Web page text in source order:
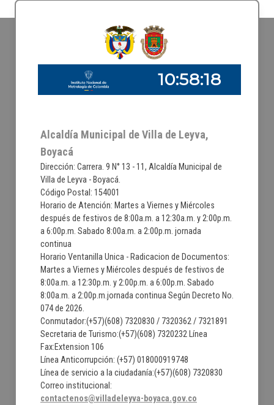
Alcaldía Municipal de Villa de Leyva,
Boyacá
Dirección: Carrera. 9 N° 13 - 11, Alcaldía Municipal de
Villa de Leyva - Boyacá.
Código Postal: 154001
Horario de Atención: Martes a Viernes y Miércoles
después de festivos de 8:00a.m. a 12:30a.m. y 2:00p.m.
a 6:00p.m. Sabado 8:00a.m. a 2:00p.m. jornada
continua
Horario Ventanilla Unica - Radicacion de Documentos:
Martes a Viernes y Miércoles después de festivos de
8:00a.m. a 12:30p.m. y 2:00p.m. a 6:00p.m. Sabado
8:00a.m. a 2:00p.m.jornada continua Según Decreto No.
074 de 2026.
Conmutador:(+57)(608) 7320830 / 7320362 / 7321891
Secretaria de Turismo:(+57)(608) 7320232 Línea
Fax:Extension 106
Línea Anticorrupción: (+57) 018000919748
Línea de servicio a la ciudadanía:(+57)(608) 7320830
Correo institucional:
contactenos@villadeleyva-boyaca.gov.co